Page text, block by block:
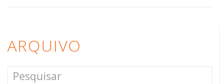
ARQUIVO